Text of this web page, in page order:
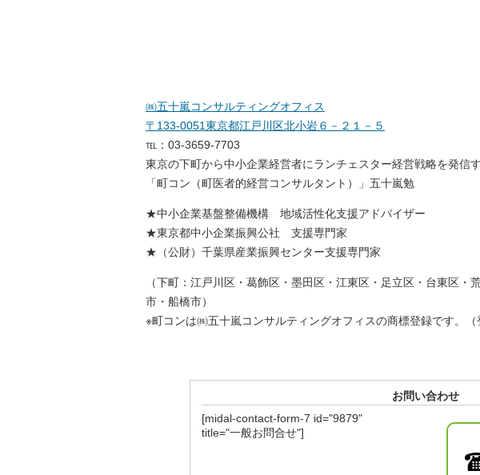
㈱五十嵐コンサルティングオフィス
〒133-0051東京都江戸川区北小岩６－２１－５
℡：03-3659-7703
東京の下町から中小企業経営者にランチェスター経営戦略を発信
「町コン（町医者的経営コンサルタント）」五十嵐勉
★中小企業基盤整備機構 地域活性化支援アドバイザー
★東京都中小企業振興公社 支援専門家
★（公財）千葉県産業振興センター支援専門家
（下町：江戸川区・葛飾区・墨田区・江東区・足立区・台東区
市・船橋市）
※町コンは㈱五十嵐コンサルティングオフィスの商標登録です。（
お問い合わせ
[midal-contact-form-7 id="9879"
title="一般お問合せ"]